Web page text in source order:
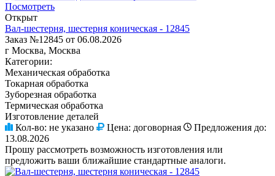
Посмотреть
Открыт
Вал-шестерня, шестерня коническая - 12845
Заказ №12845 от 06.08.2026
г Москва, Москва
Категории:
Механическая обработка
Токарная обработка
Зуборезная обработка
Термическая обработка
Изготовление деталей
Кол-во: не указано Цена: договорная
Предложения до:
13.08.2026
Прошу рассмотреть возможность изготовления или
предложить ваши ближайшие стандартные аналоги.